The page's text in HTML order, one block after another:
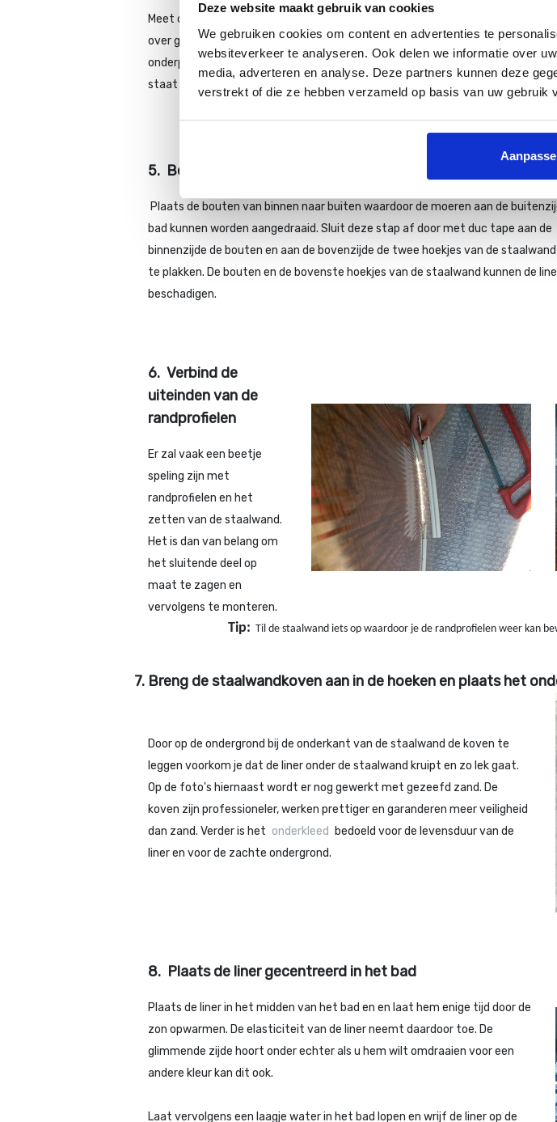
Deze website maakt gebruik van cookies
We gebruiken cookies om content en advertenties te
websiteverkeer te analyseren. Ook delen we informatie over
media, adverteren en analyse. Deze partners kunnen deze
verstrekt of die ze hebben verzameld op basis van uw gebruik
Meet diagonaal de punten uit vanuit de stukken dat het rechte profiel
over gaat in het ronde profiel. Hiermee kunt u kijken of de de
onderprofielen gelijk aan elkaar liggen waardoor het zwembad steviger
staat en het er mooier uit ziet bij het eind resultaat.
5. Bevestig de twee uiteinden van de staalwand aan elkaar
Plaats de bouten van binnen naar buiten waardoor de moeren aan de
bad kunnen worden aangedraaid. Sluit deze stap af door met duc tape aan de
binnenzijde de bouten en aan de bovenzijde de twee hoekjes van de
te plakken. De bouten en de bovenste hoekjes van de staalwand kunnen de
beschadigen.
6. Verbind de
uiteinden van de
randprofielen
Er zal vaak een beetje
speling zijn met
randprofielen en het
zetten van de staalwand.
Het is dan van belang om
het sluitende deel op
maat te zagen en
vervolgens te monteren.
Tip: Til de staalwand iets op waardoor je de randprofielen weer kan
7. Breng de staalwandkoven aan in de hoeken en plaats het
Door op de ondergrond bij de onderkant van de staalwand de koven te
leggen voorkom je dat de liner onder de staalwand kruipt en zo lek gaat.
Op de foto's hiernaast wordt er nog gewerkt met gezeefd zand. De
koven zijn professioneler, werken prettiger en garanderen meer veiligheid
dan zand. Verder is het onderkleed
bedoeld voor de levensduur van de
liner en voor de zachte ondergrond.
8. Plaats de liner gecentreerd in het bad
Plaats de liner in het midden van het bad en en laat hem enige tijd door de
zon opwarmen. De elasticiteit van de liner neemt daardoor toe. De
glimmende zijde hoort onder echter als u hem wilt omdraaien voor een
andere kleur kan dit ook.
Laat vervolgens een laagje water in het bad lopen en wrijf de liner op de